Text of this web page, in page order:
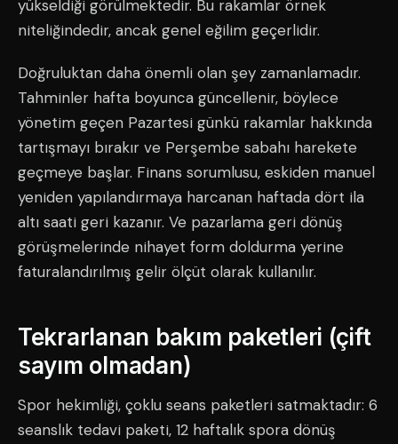
yükseldiği görülmektedir. Bu rakamlar örnek
niteliğindedir, ancak genel eğilim geçerlidir.
Doğruluktan daha önemli olan şey zamanlamadır.
Tahminler hafta boyunca güncellenir, böylece
yönetim geçen Pazartesi günkü rakamlar hakkında
tartışmayı bırakır ve Perşembe sabahı harekete
geçmeye başlar. Finans sorumlusu, eskiden manuel
yeniden yapılandırmaya harcanan haftada dört ila
altı saati geri kazanır. Ve pazarlama geri dönüş
görüşmelerinde nihayet form doldurma yerine
faturalandırılmış gelir ölçüt olarak kullanılır.
Tekrarlanan bakım paketleri (çift
sayım olmadan)
Spor hekimliği, çoklu seans paketleri satmaktadır: 6
seanslık tedavi paketi, 12 haftalık spora dönüş